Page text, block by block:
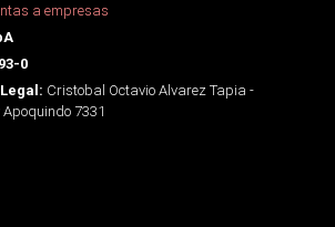
a empresas
0
Cristobal Octavio Alvarez Tapia -
7331